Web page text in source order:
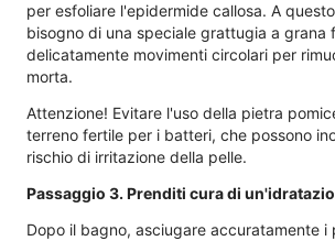
per esfoliare l'epidermide callosa. A
bisogno di una speciale grattugia a grana
delicatamente movimenti circolari per
morta.
Attenzione! Evitare l'uso della pietra
terreno fertile per i batteri, che possono
rischio di irritazione della pelle.
Passaggio 3. Prenditi cura di
Dopo il bagno, asciugare accuratamente i